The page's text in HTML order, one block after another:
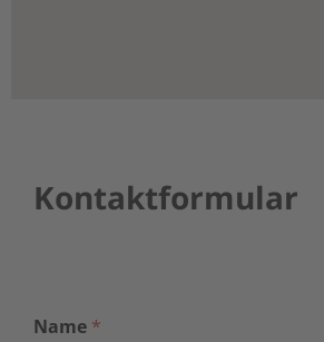
Kontaktformular
Name *